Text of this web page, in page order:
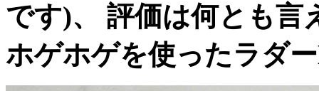
です)、 評価は何とも言
ホゲホゲを使ったラダ